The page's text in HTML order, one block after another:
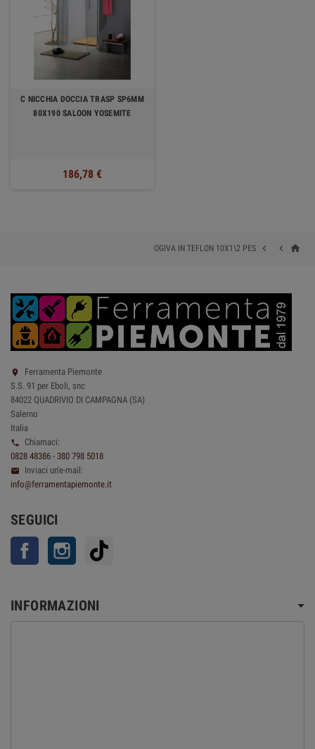
C NICCHIA DOCCIA TRASP SP6MM
80X190 SALOON YOSEMITE
186,78 €
home


OGIVA IN TEFLON 10X1\2 PES

Ferramenta Piemonte
S.S. 91 per Eboli, snc
84022 QUADRIVIO DI CAMPAGNA (SA)
Salerno
Italia

Chiamaci:
0828 48386 - 380 798 5018

Inviaci un'e-mail:
info@ferramentapiemonte.it
SEGUICI
Facebook Instagram
INFORMAZIONI